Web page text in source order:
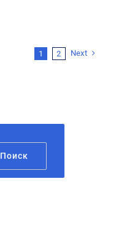
1 2 Next
Поиск